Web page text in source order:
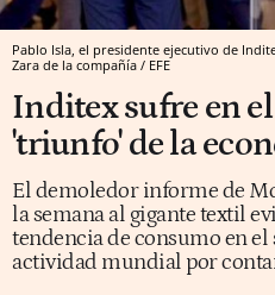
Pablo Isla, el presidente ejecutivo de
Zara de la compañía / EFE
Inditex sufre en
'triunfo' de la
El demoledor informe de
la semana al gigante textil
tendencia de consumo en el
actividad mundial por